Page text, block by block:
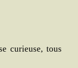
curieuse, tous